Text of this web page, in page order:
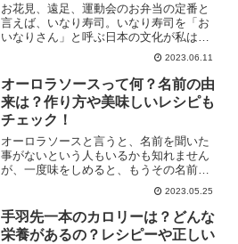
お花見、遠足、運動会のお弁当の定番と
言えば、いなり寿司。いなり寿司を「お
いなりさん」と呼ぶ日本の文化が私はと
ても好きですが、いなり寿司も美味しく
て好きです。ただ、実はあまり日持ちが
しないという情報を得て気になっていま
した。また、カロリーを気...
2023.06.11
オーロラソースって何？名前の由
来は？作り方や美味しいレシピも
チェック！
オーロラソースと言うと、名前を聞いた
事がないという人もいるかも知れません
が、一度味をしめると、もうその名前を
忘れる事がなくなる位の、美味しい調味
料です。という事で、今回は、色々な料
理に応用できるオーロラソースの作り方
や、オーロラソースを使っ...
2023.05.25
手羽先一本のカロリーは？どんな
栄養があるの？レシピーや正しい